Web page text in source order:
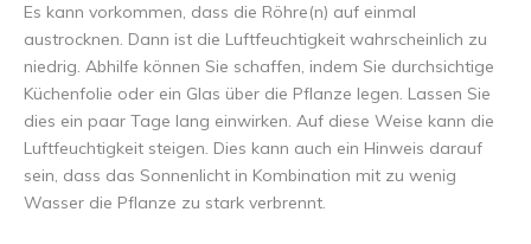
Es kann vorkommen, dass die Röhre(n) auf einmal
austrocknen. Dann ist die Luftfeuchtigkeit wahrscheinlich zu
niedrig. Abhilfe können Sie schaffen, indem Sie durchsichtige
Küchenfolie oder ein Glas über die Pflanze legen. Lassen Sie
dies ein paar Tage lang einwirken. Auf diese Weise kann die
Luftfeuchtigkeit steigen. Dies kann auch ein Hinweis darauf
sein, dass das Sonnenlicht in Kombination mit zu wenig
Wasser die Pflanze zu stark verbrennt.